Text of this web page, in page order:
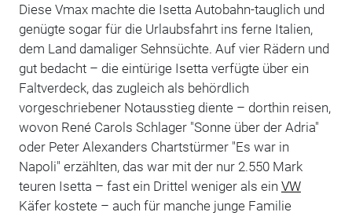
Diese Vmax machte die Isetta Autobahn-tauglich und
genügte sogar für die Urlaubsfahrt ins ferne Italien,
dem Land damaliger Sehnsüchte. Auf vier Rädern und
gut bedacht – die eintürige Isetta verfügte über ein
Faltverdeck, das zugleich als behördlich
vorgeschriebener Notausstieg diente – dorthin reisen,
wovon René Carols Schlager "Sonne über der Adria"
oder Peter Alexanders Chartstürmer "Es war in
Napoli" erzählten, das war mit der nur 2.550 Mark
teuren Isetta – fast ein Drittel weniger als ein VW
Käfer kostete – auch für manche junge Familie